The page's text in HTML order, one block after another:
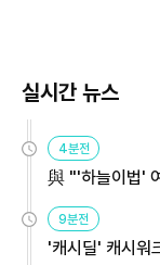
실시간 뉴스
4분전
與 "'하늘이법'
9분전
'캐시딜' 캐시워